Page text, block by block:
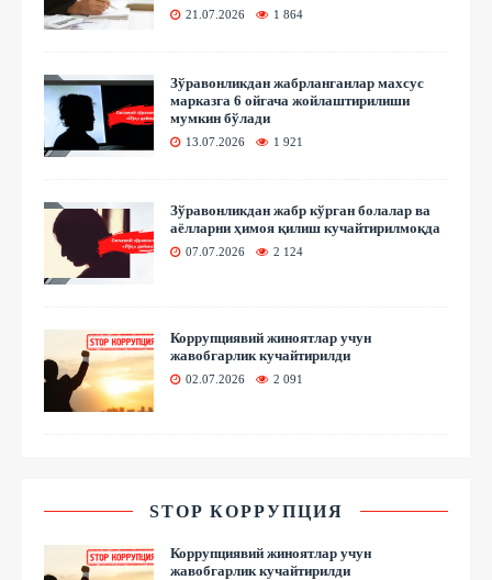
21.07.2026 1 864
Зўравонликдан жабрланганлар махсус
марказга 6 ойгача жойлаштирилиши
мумкин бўлади
13.07.2026 1 921
Зўравонликдан жабр кўрган болалар ва
аёлларни ҳимоя қилиш кучайтирилмоқда
07.07.2026 2 124
Коррупциявий жиноятлар учун
жавобгарлик кучайтирилди
02.07.2026 2 091
STOP КОРРУПЦИЯ
Коррупциявий жиноятлар учун
жавобгарлик кучайтирилди